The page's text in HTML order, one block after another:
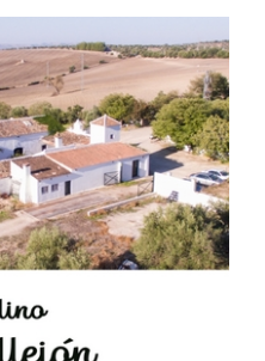
julio 1936
en el campo: del
de Los Hurones